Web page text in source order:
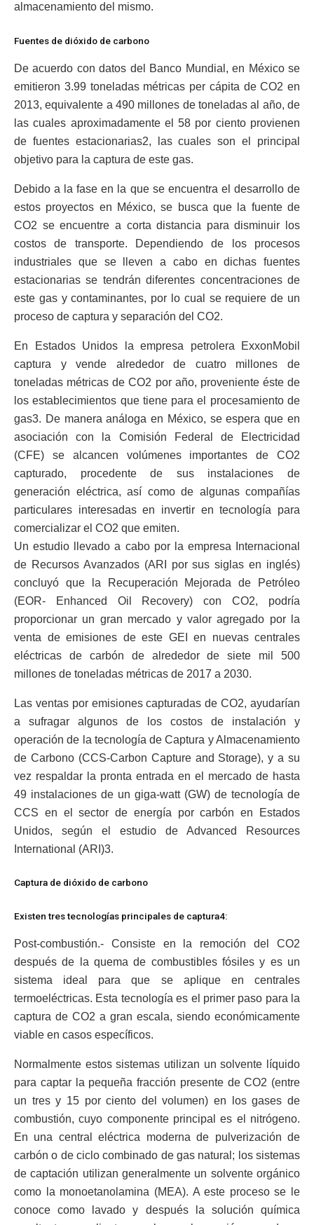
almacenamiento del mismo.
Fuentes de dióxido de carbono
De acuerdo con datos del Banco Mundial, en México se
emitieron 3.99 toneladas métricas per cápita de CO2 en
2013, equivalente a 490 millones de toneladas al año, de
las cuales aproximadamente el 58 por ciento provienen
de fuentes estacionarias2, las cuales son el principal
objetivo para la captura de este gas.
Debido a la fase en la que se encuentra el desarrollo de
estos proyectos en México, se busca que la fuente de
CO2 se encuentre a corta distancia para disminuir los
costos de transporte. Dependiendo de los procesos
industriales que se lleven a cabo en dichas fuentes
estacionarias se tendrán diferentes concentraciones de
este gas y contaminantes, por lo cual se requiere de un
proceso de captura y separación del CO2.
En Estados Unidos la empresa petrolera ExxonMobil
captura y vende alrededor de cuatro millones de
toneladas métricas de CO2 por año, proveniente éste de
los establecimientos que tiene para el procesamiento de
gas3. De manera análoga en México, se espera que en
asociación con la Comisión Federal de Electricidad
(CFE) se alcancen volúmenes importantes de CO2
capturado, procedente de sus instalaciones de
generación eléctrica, así como de algunas compañías
particulares interesadas en invertir en tecnología para
comercializar el CO2 que emiten.
Un estudio llevado a cabo por la empresa Internacional
de Recursos Avanzados (ARI por sus siglas en inglés)
concluyó que la Recuperación Mejorada de Petróleo
(EOR- Enhanced Oil Recovery) con CO2, podría
proporcionar un gran mercado y valor agregado por la
venta de emisiones de este GEI en nuevas centrales
eléctricas de carbón de alrededor de siete mil 500
millones de toneladas métricas de 2017 a 2030.
Las ventas por emisiones capturadas de CO2, ayudarían
a sufragar algunos de los costos de instalación y
operación de la tecnología de Captura y Almacenamiento
de Carbono (CCS-Carbon Capture and Storage), y a su
vez respaldar la pronta entrada en el mercado de hasta
49 instalaciones de un giga-watt (GW) de tecnología de
CCS en el sector de energía por carbón en Estados
Unidos, según el estudio de Advanced Resources
International (ARI)3.
Captura de dióxido de carbono
Existen tres tecnologías principales de captura4:
Post-combustión.- Consiste en la remoción del CO2
después de la quema de combustibles fósiles y es un
sistema ideal para que se aplique en centrales
termoeléctricas. Esta tecnología es el primer paso para la
captura de CO2 a gran escala, siendo económicamente
viable en casos específicos.
Normalmente estos sistemas utilizan un solvente líquido
para captar la pequeña fracción presente de CO2 (entre
un tres y 15 por ciento del volumen) en los gases de
combustión, cuyo componente principal es el nitrógeno.
En una central eléctrica moderna de pulverización de
carbón o de ciclo combinado de gas natural; los sistemas
de captación utilizan generalmente un solvente orgánico
como la monoetanolamina (MEA). A este proceso se le
conoce como lavado y después la solución química